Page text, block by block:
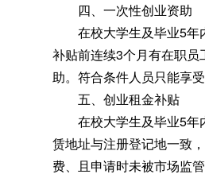
四、一次性创业资助
在校大学生及毕业5年
补贴前连续3个月有在职员
助。符合条件人员只能享
五、创业租金补贴
在校大学生及毕业5年
赁地址与注册登记地一致
费、且申请时未被市场监